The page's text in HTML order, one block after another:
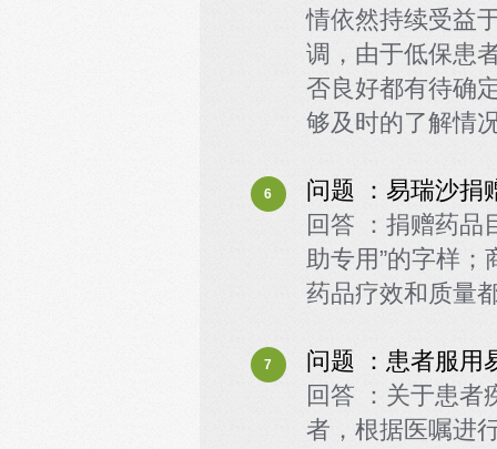
情依然持续受益
调，由于低保患
否良好都有待确
够及时的了解情
6
问题 ：易瑞沙捐
回答 ：捐赠药品
助专用”的字样
药品疗效和质量
7
问题 ：患者服用
回答 ：关于患者
者，根据医嘱进